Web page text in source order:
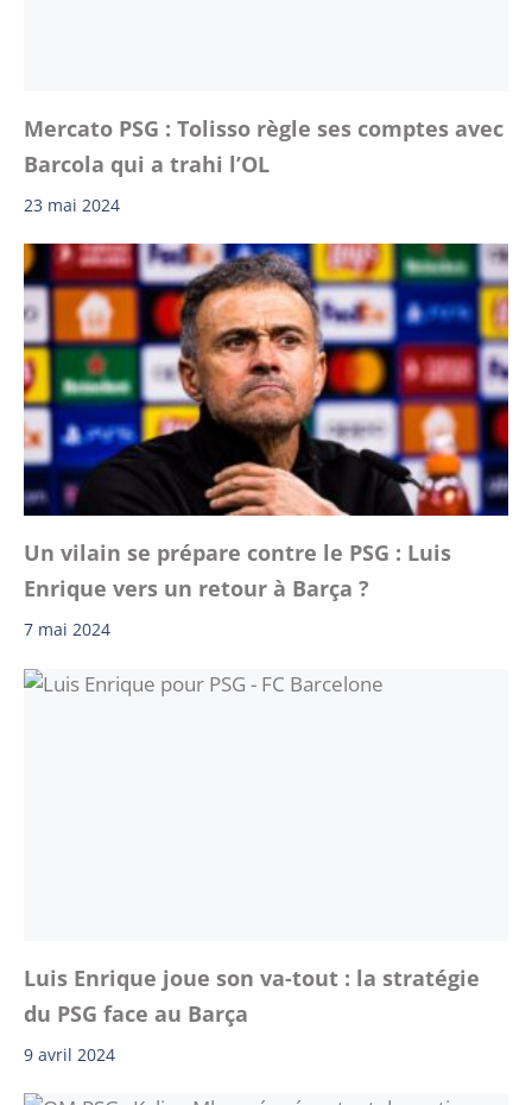
Mercato PSG : Tolisso règle ses comptes avec
Barcola qui a trahi l’OL
23 mai 2024
Un vilain se prépare contre le PSG : Luis
Enrique vers un retour à Barça ?
7 mai 2024
Luis Enrique joue son va-tout : la stratégie
du PSG face au Barça
9 avril 2024